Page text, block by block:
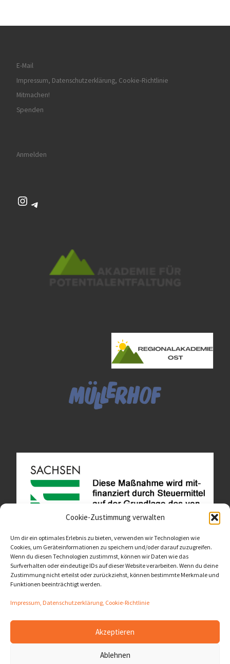
Cookie-Zustimmung verwalten
Um dir ein optimales Erlebnis zu bieten, verwenden wir Technologien wie
Cookies, um Geräteinformationen zu speichern und/oder darauf zuzugreifen.
Wenn du diesen Technologien zustimmst, können wir Daten wie das
Surfverhalten oder eindeutige IDs auf dieser Website verarbeiten. Wenn du deine
Zustimmung nicht erteilst oder zurückziehst, können bestimmte Merkmale und
Funktionen beeinträchtigt werden.
Impressum, Datenschutzerklärung, Cookie-Richtlinie
Akzeptieren
Ablehnen
E-Mail
Impressum, Datenschutzerklärung, Cookie-Richtlinie
Mitmachen!
Spenden
Anmelden
Instagram
Telegram
Diese Website ist als Teil des Projektes "Wachsen lassen
- Raum geben" entstanden.>>>
© 2026LernOrtVerbund– Alle Rechte vorbehalten
– Entworfen mit dem